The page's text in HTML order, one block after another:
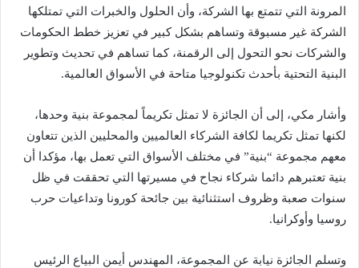
المرونة التي تتمتع بها الشركة، وأن الحلول والخبرات التي تمتلكها
الشركة غير مسبوقة وتساهم بشكل كبير في تعزيز خطط الحكومات
والشركات نحو التحول إلى الرقمنة، كما تساهم في تحديث وتطوير
البنية التحتية بأحدث تكنولوجيا متاحة في الأسواق العالمية.
وأشار مكي، إلى أن الجائزة لا تمثل تكريماً لمجموعة بنية وحدها،
لكنها تمثل تكريما لكافة الشركاء العالميين والمحليين الذين تتعاون
معهم مجموعة “بنية” في مختلف الأسواق التي تعمل بها، مؤكدا أن
بنية تعتبرهم دائما شركاء نجاح في مسيرتها التي تحققت في ظل
سنوات صعبة وظروف استثنائية بين جائحة كورونا وتداعيات حرب
روسيا وأوكرانيا.
وتسلم الجائزة نيابة عن المجموعة، المهندس أيمن البياع الرئيس